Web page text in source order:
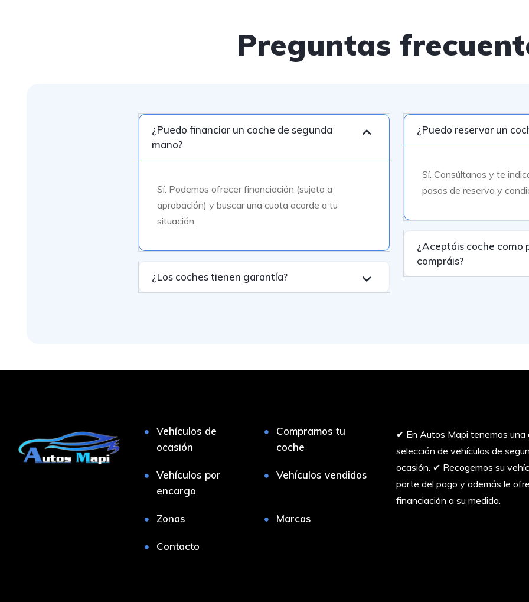
Preguntas
¿Puedo financiar un coche de segunda
mano?
Sí. Podemos ofrecer financiación (sujeta a
aprobación) y buscar una cuota acorde a tu
situación.
¿Los coches tienen garantía?
¿Puedo reservar un
Sí. Consúltanos y te
pasos de reserva y
¿Aceptáis coche como
compráis?
Vehículos de
ocasión
Compramos tu
coche
Vehículos por
encargo
Vehículos vendidos
Zonas Marcas
Contacto
✔︎ En Autos Mapi tenemos una
selección de vehículos de
ocasión. ✔︎ Recogemos su
parte del pago y además le
financiación a su medida.